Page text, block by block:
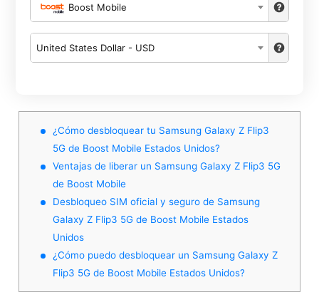
Boost Mobile
United States Dollar - USD
¿Cómo desbloquear tu Samsung Galaxy Z Flip3
5G de Boost Mobile Estados Unidos?
Ventajas de liberar un Samsung Galaxy Z Flip3 5G
de Boost Mobile
Desbloqueo SIM oficial y seguro de Samsung
Galaxy Z Flip3 5G de Boost Mobile Estados
Unidos
¿Cómo puedo desbloquear un Samsung Galaxy Z
Flip3 5G de Boost Mobile Estados Unidos?